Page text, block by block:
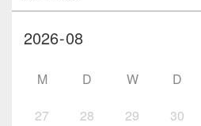
widget
M D W D
27 28 29 30